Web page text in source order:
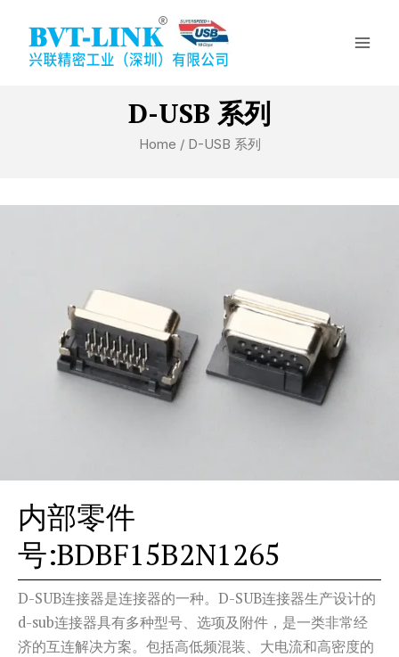
content
D-USB 系列
Home / D-USB 系列
内部零件
号:BDBF15B2N1265
D-SUB连接器是连接器的一种。D-SUB连接器生产设计的
d-sub连接器具有多种型号、选项及附件，是一类非常经
济的互连解决方案。包括高低频混装、大电流和高密度的